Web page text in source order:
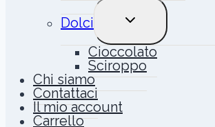
Dolci
ALTERNA
MENU
Cioccolato
Sciroppo
Chi siamo
Contattaci
Il mio account
Carrello